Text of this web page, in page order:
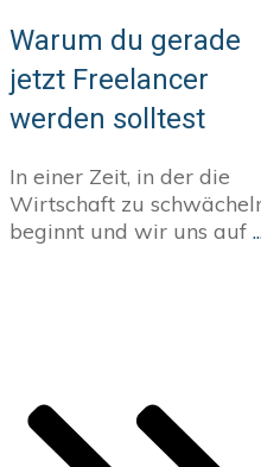
Warum du gerade
jetzt Freelancer
werden solltest
In einer Zeit, in der die
Wirtschaft zu
beginnt und wir uns auf